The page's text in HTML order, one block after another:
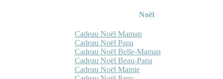
Noël
Cadeau Noël Maman
Cadeau Noël Papa
Cadeau Noël Belle-Maman
Cadeau Noël Beau-Papa
Cadeau Noël Mamie